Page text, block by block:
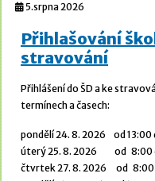
5.srpna 2026
Přihlašování
stravování
Přihlášení do ŠD a ke
termínech a časech:
pondělí 24. 8. 2026 od 13:00
úterý 25. 8. 2026 od 8:00
čtvrtek 27. 8. 2026 od 8:00